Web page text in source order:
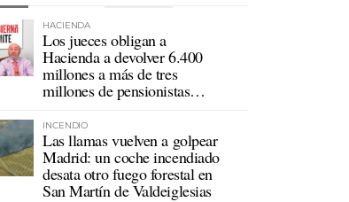
HACIENDA
Los jueces obligan a
Hacienda a devolver 6.400
millones a más de tres
millones de pensionistas
INCENDIO
Las llamas vuelven a golpear
Madrid: un coche incendiado
desata otro fuego forestal en
San Martín de Valdeiglesias